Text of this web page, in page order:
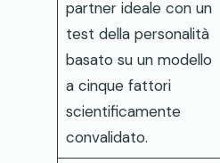
partner ideale con un
test della personalità
basato su un modello
a cinque fattori
scientificamente
convalidato.